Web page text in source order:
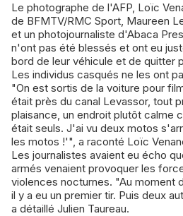
Le photographe de l'AFP, Loïc
de BFMTV/RMC Sport, Maureen
et un photojournaliste d'Abaca
n'ont pas été blessés et ont eu
bord de leur véhicule et de quitter
Les individus casqués ne les ont
"On est sortis de la voiture pour
était près du canal Levassor, tout
plaisance, un endroit plutôt calme
était seuls. J'ai vu deux motos
les motos !'", a raconté Loïc
Les journalistes avaient eu écho
armés venaient provoquer les
violences nocturnes. "Au moment
il y a eu un premier tir. Puis deux
a détaillé Julien Taureau.